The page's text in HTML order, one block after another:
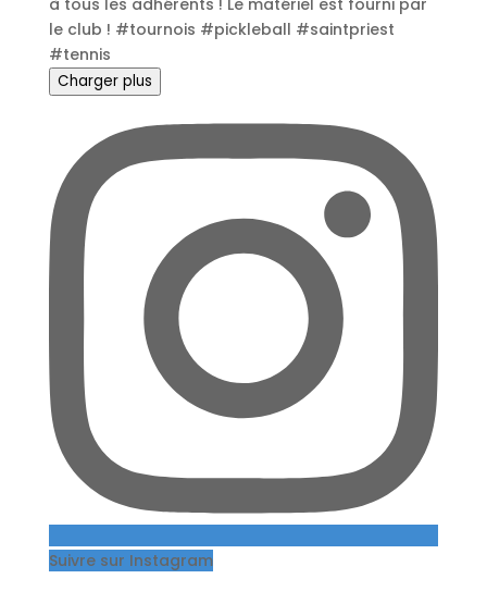
Charger plus
Suivre sur Instagram